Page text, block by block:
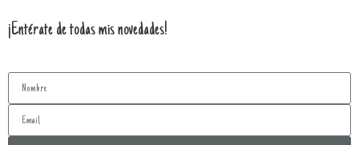
¡Entérate de todas mis novedades!